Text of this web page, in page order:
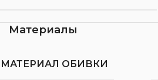
Материалы
МАТЕРИАЛ ОБИВКИ